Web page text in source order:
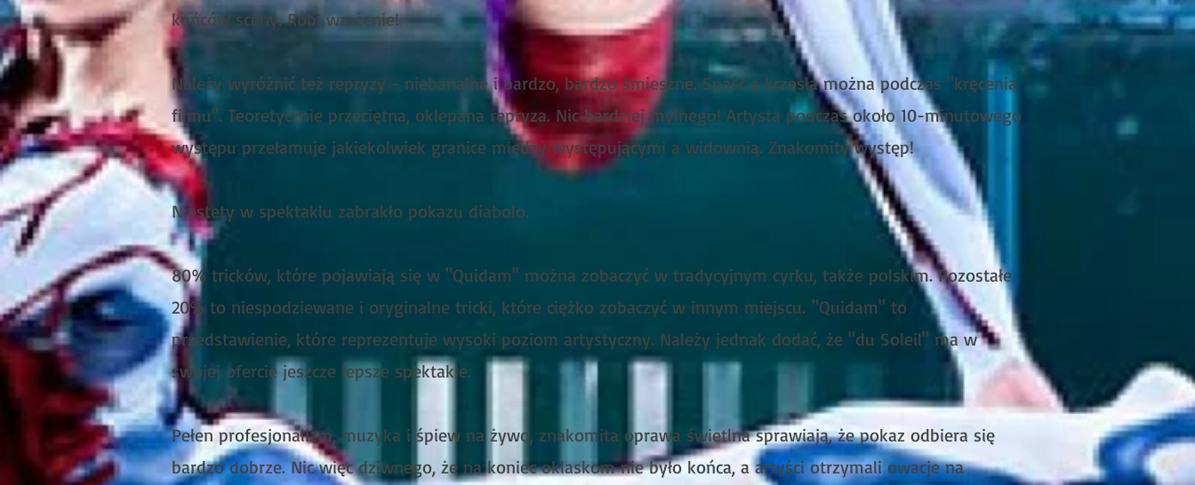
końców sceny. Robi wrażenie!
Należy wyróżnić też repryzy - niebanalne i bardzo, bardzo śmieszne. Spaść z krzesła można podczas "kręcenia
filmu". Teoretycznie przeciętna, oklepana repryza. Nic bardziej mylnego! Artysta podczas około 10-minutowego
występu przełamuje jakiekolwiek granice między występującymi a widownią. Znakomity występ!
Niestety w spektaklu zabrakło pokazu diabolo.
80% tricków, które pojawiają się w "Quidam" można zobaczyć w tradycyjnym cyrku, także polskim. Pozostałe
20% to niespodziewane i oryginalne tricki, które ciężko zobaczyć w innym miejscu. "Quidam" to
przedstawienie, które reprezentuje wysoki poziom artystyczny. Należy jednak dodać, że "du Soleil" ma w
swojej ofercie jeszcze lepsze spektakle.
Pełen profesjonalizm, muzyka i śpiew na żywo, znakomita oprawa świetlna sprawiają, że pokaz odbiera się
bardzo dobrze. Nic więc dziwnego, że na koniec oklaskom nie było końca, a artyści otrzymali owacje na